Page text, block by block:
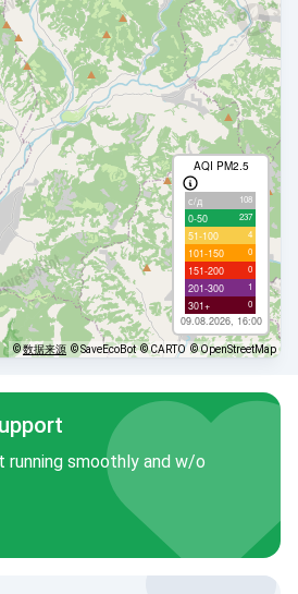
AQI PM2.5
с/д 108
0-50 237
51-100 4
101-150 0
151-200 0
201-300 1
301+ 0
09.08.2026, 16:00
©数据来源 © SaveEcoBot © CARTO © OpenStreetMap
running smoothly and w/o